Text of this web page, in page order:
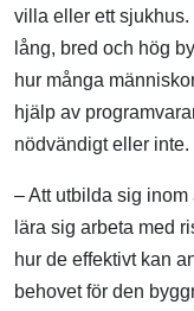
villa eller ett sjukhus.
lång, bred och hög
hur många
hjälp av
nödvändigt eller inte.
– Att utbilda sig
lära sig arbeta med
hur de effektivt kan
behovet för den